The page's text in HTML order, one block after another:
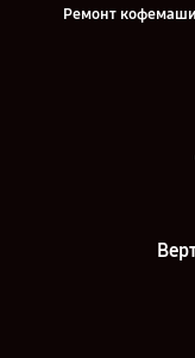
Ремонт
Ремонт
Ремонт кофемашины